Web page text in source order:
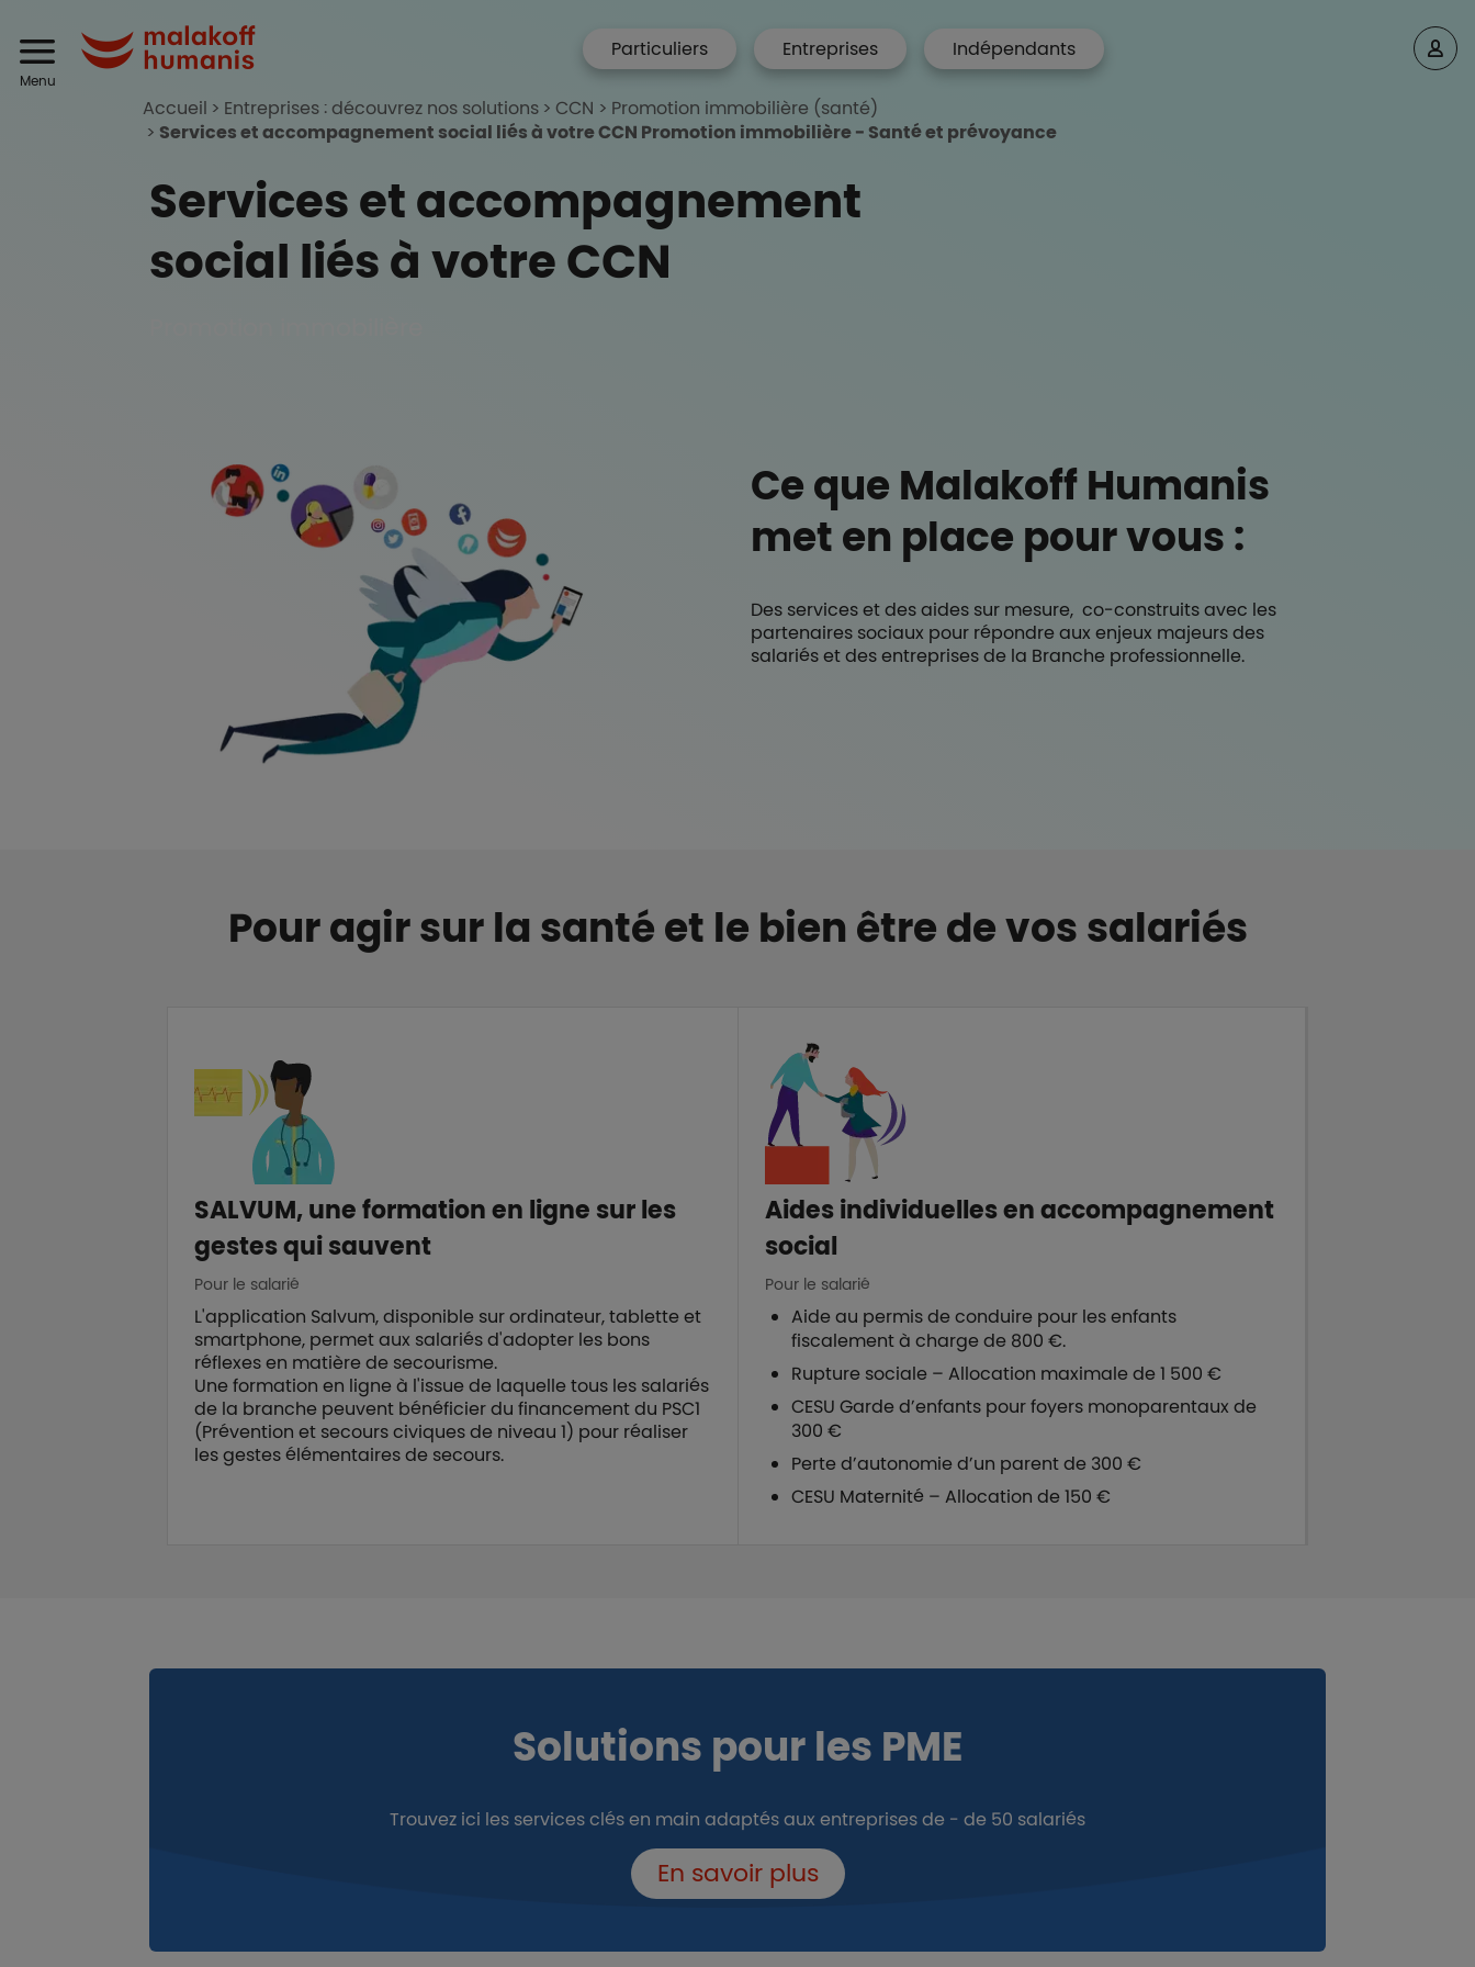
Header
Menu Malakoff Humanis Accueil
menu hp
Particuliers Entreprises Indépendants
Accueil Entreprises : découvrez nos solutions CCN
Promotion immobilière (santé)
Services et accompagnement social liés à votre CCN Promotion immobilière - Santé et prévoyance
Services et accompagnement
social liés à votre CCN
Ce que Malakoff Humanis
met en place pour vous :
Des services et des aides sur mesure, co-construits avec les
partenaires sociaux pour répondre aux enjeux majeurs des
salariés et des entreprises de la Branche professionnelle.
Pour agir sur la santé et le bien être de vos salariés
SALVUM, une formation en ligne sur les
gestes qui sauvent
Pour le salarié
L'application Salvum, disponible sur ordinateur, tablette et
smartphone, permet aux salariés d'adopter les bons
réflexes en matière de secourisme.
Une formation en ligne à l'issue de laquelle tous les salariés
de la branche peuvent bénéficier du financement du PSC1
(Prévention et secours civiques de niveau 1) pour réaliser
les gestes élémentaires de secours.
Aides individuelles en accompagnement
social
Pour le salarié
Aide au permis de conduire pour les enfants
fiscalement à charge de 800 €.
Rupture sociale – Allocation maximale de 1 500 €
CESU Garde d’enfants pour foyers monoparentaux de
300 €
Perte d’autonomie d’un parent de 300 €
CESU Maternité – Allocation de 150 €
Solutions pour les PME
Trouvez ici les services clés en main adaptés aux entreprises de - de 50 salariés
En savoir plus